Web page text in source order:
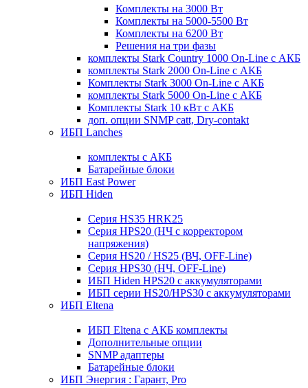
Комплекты на 3000 Вт
Комплекты на 5000-5500 Вт
Комплекты на 6200 Вт
Решения на три фазы
комплекты Stark Country 1000 On-Line с АКБ
комплекты Stark 2000 On-Line с АКБ
Комплекты Stark 3000 On-Line с АКБ
комплекты Stark 5000 On-Line с АКБ
Комплекты Stark 10 кВт с АКБ
доп. опции SNMP catt, Dry-contakt
ИБП Lanches
комплекты с АКБ
Батарейные блоки
ИБП East Power
ИБП Hiden
Серия HS35 HRK25
Серия HPS20 (НЧ с корректором
напряжения)
Серия HS20 / HS25 (ВЧ, OFF-Line)
Серия HPS30 (НЧ, OFF-Line)
ИБП Hiden HPS20 с аккумуляторами
ИБП серии HS20/HPS30 с аккумуляторами
ИБП Eltena
ИБП Eltena с АКБ комплекты
Дополнительные опции
SNMP адаптеры
Батарейные блоки
ИБП Энергия : Гарант, Pro